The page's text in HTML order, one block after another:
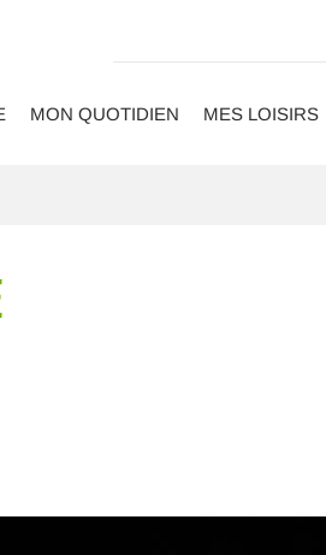
MON QUOTIDIEN MES LOISIRS